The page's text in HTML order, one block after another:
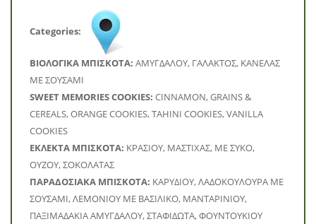
Categories:
BΙΟΛΟΓΙΚΑ ΜΠΙΣΚΟΤΑ: ΑΜΥΓΔΑΛΟΥ, ΓΑΛΑΚΤΟΣ, ΚΑΝΕΛΑΣ
ΜΕ ΣΟΥΣΑΜΙ
SWEET MEMORIES COOKIES: CINNAMON, GRAINS &
CEREALS, ORANGE COOKIES, TAHINI COOKIES, VANILLA
COOKIES
ΕΚΛΕΚΤΑ ΜΠΙΣΚΟΤΑ: ΚΡΑΣΙΟΥ, ΜΑΣΤΙΧΑΣ, ΜΕ ΣΥΚΟ,
ΟΥΖΟΥ, ΣΟΚΟΛΑΤΑΣ
ΠΑΡΑΔΟΣΙΑΚΑ ΜΠΙΣΚΟΤΑ: ΚΑΡΥΔΙΟΥ, ΛΑΔΟΚΟΥΛΟΥΡΑ ΜΕ
ΣΟΥΣΑΜΙ, ΛΕΜΟΝΙΟΥ ΜΕ ΒΑΣΙΛΙΚΟ, ΜΑΝΤΑΡΙΝΙΟΥ,
ΠΑΞΙΜΑΔΑΚΙΑ ΑΜΥΓΔΑΛΟΥ, ΣΤΑΦΙΔΩΤΑ, ΦΟΥΝΤΟΥΚΙΟΥ